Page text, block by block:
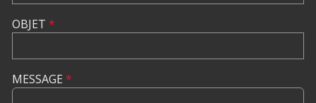
OBJET *
MESSAGE *